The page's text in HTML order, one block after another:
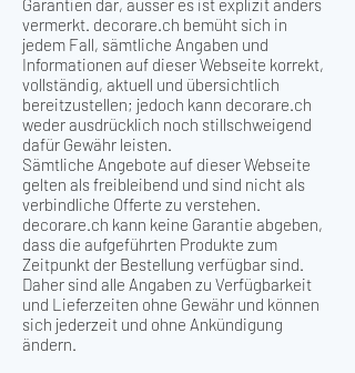
Garantien dar, ausser es ist explizit anders
vermerkt. decorare.ch bemüht sich in
jedem Fall, sämtliche Angaben und
Informationen auf dieser Webseite korrekt,
vollständig, aktuell und übersichtlich
bereitzustellen; jedoch kann decorare.ch
weder ausdrücklich noch stillschweigend
dafür Gewähr leisten.
Sämtliche Angebote auf dieser Webseite
gelten als freibleibend und sind nicht als
verbindliche Offerte zu verstehen.
decorare.ch kann keine Garantie abgeben,
dass die aufgeführten Produkte zum
Zeitpunkt der Bestellung verfügbar sind.
Daher sind alle Angaben zu Verfügbarkeit
und Lieferzeiten ohne Gewähr und können
sich jederzeit und ohne Ankündigung
ändern.